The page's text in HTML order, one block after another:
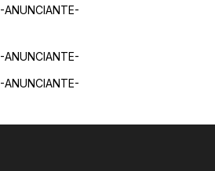
-ANUNCIANTE-
-ANUNCIANTE-
-ANUNCIANTE-